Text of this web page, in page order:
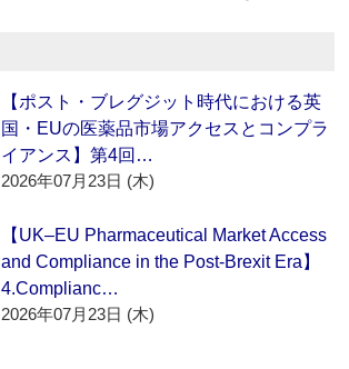
【ポスト・ブレグジット時代における英
国・EUの医薬品市場アクセスとコンプラ
イアンス】第4回…
2026年07月23日 (木)
【UK–EU Pharmaceutical Market Access
and Compliance in the Post-Brexit Era】
4.Complianc…
2026年07月23日 (木)